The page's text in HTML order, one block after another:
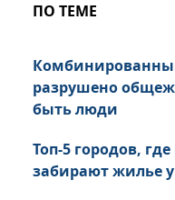
ПО ТЕМЕ
разрушено
быть люди
Топ-5 городов,
забирают жилье